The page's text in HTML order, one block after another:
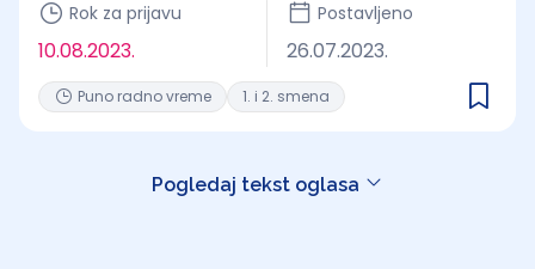
Rok za prijavu
10.08.2023.
Postavljeno
26.07.2023.
Puno radno vreme 1. i 2. smena
Pogledaj tekst oglasa